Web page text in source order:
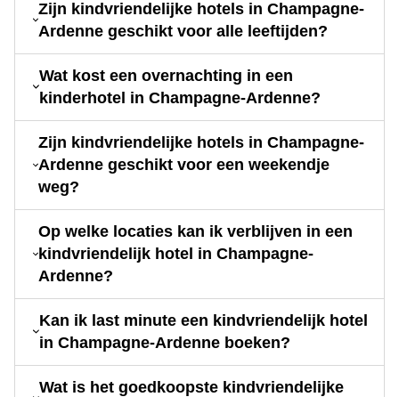
Zijn kindvriendelijke hotels in Champagne-
Ardenne geschikt voor alle leeftijden?
Wat kost een overnachting in een
kinderhotel in Champagne-Ardenne?
Zijn kindvriendelijke hotels in Champagne-
Ardenne geschikt voor een weekendje
weg?
Op welke locaties kan ik verblijven in een
kindvriendelijk hotel in Champagne-
Ardenne?
Kan ik last minute een kindvriendelijk hotel
in Champagne-Ardenne boeken?
Wat is het goedkoopste kindvriendelijke